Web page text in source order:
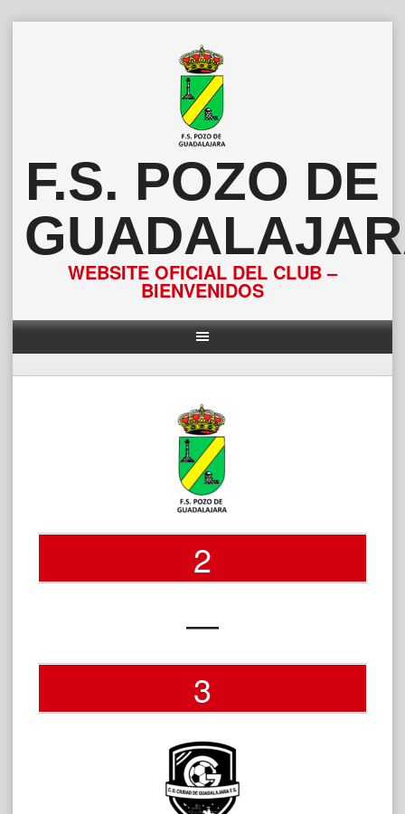
F.S. POZO DE
WEBSITE OFICIAL DEL CLUB –
BIENVENIDOS
2
—
3